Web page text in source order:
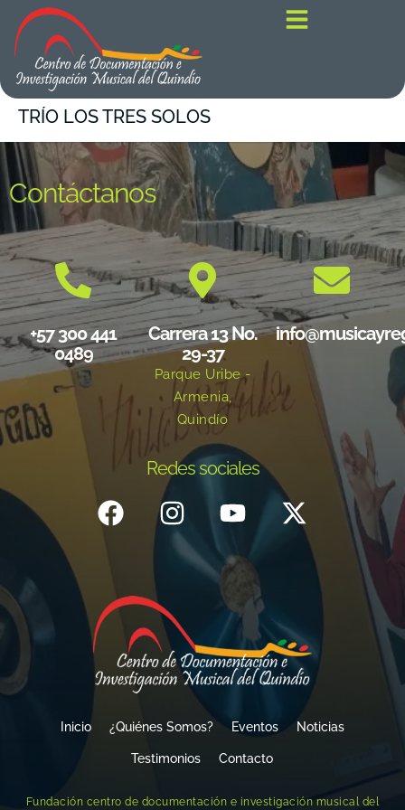
contenido
TRÍO LOS TRES SOLOS
Contáctanos
+57 300 441
0489
Carrera 13 No.
29-37
Parque Uribe -
Armenia,
Quindío
Redes sociales
Inicio ¿Quiénes Somos? Eventos Noticias
Testimonios Contacto
Fundación centro de documentación e investigación musical del